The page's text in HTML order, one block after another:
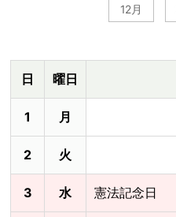
12月
日 曜日
1 月
2 火
3 水 憲法記念日